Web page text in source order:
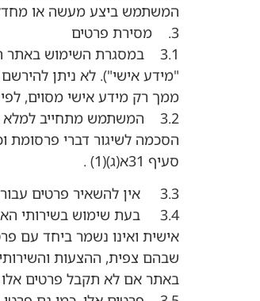
המשתמש ביצע מעשה או מחדל
3. מסירת פרטים
3.1 במסגרת השימוש
"מידע אישי"). לא ניתן
ממך רק מידע אישי מסוים,
3.2 המשתמש מתחייב
סעיף 31א(ג)(1) .
3.3 אין להשאיר פרטים עבור מי שאינו מתחת לגיל 18 ואין לרשום גולשים ו/או משתמשים שלישיים ללא הסכמתם ו/או ידיעתם.
3.4 בעת שימוש בשירותי
אישית ואינו נשמר ביחד עם
שבהם צפית, ההצעות
באתר אם לא תקבל פרטים